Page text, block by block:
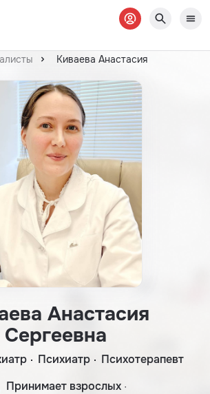
Киваева Анастасия
Анастасия
Сергеевна
Психиатр
Психотерапевт
Принимает взрослых ·